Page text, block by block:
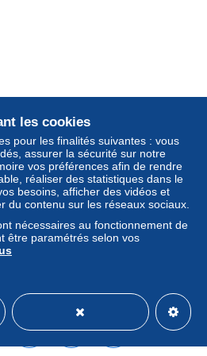
site
Un achat non payé peut
au niveau du compte
du vendeur comportent
et non avenues. Les
du site Delcampe, telles
conditions d’utilisation , sont
payés dans les 14 jours
de retour et de
consultez les
conditions
favoris
les cookies
pour les finalités suivantes : vous
assurer la sécurité sur notre
vos préférences afin de rendre
réaliser des statistiques dans le
besoins, afficher des vidéos et
du contenu sur les réseaux sociaux.
nécessaires au fonctionnement de
être paramétrés selon vos